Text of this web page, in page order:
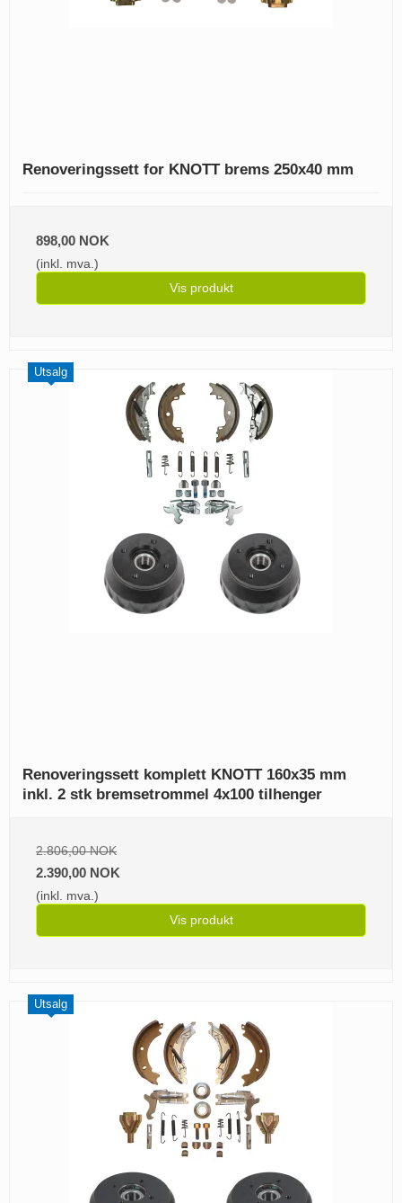
Renoveringssett for KNOTT brems 250x40 mm
898,00 NOK
(inkl. mva.)
Vis produkt
Utsalg
Renoveringssett komplett KNOTT 160x35 mm
inkl. 2 stk bremsetrommel 4x100 tilhenger
2.806,00 NOK
2.390,00 NOK
(inkl. mva.)
Vis produkt
Utsalg